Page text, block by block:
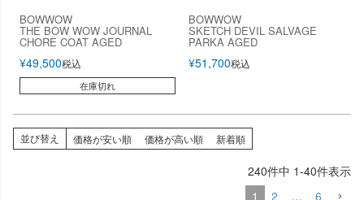
BOWWOW
THE BOW WOW JOURNAL
CHORE COAT AGED
¥49,500税込
在庫切れ
BOWWOW
SKETCH DEVIL SALVAGE
PARKA AGED
¥51,700税込
並び替え 価格が安い順 価格が高い順 新着順
240件中 1-40件表示
1
2 … 6